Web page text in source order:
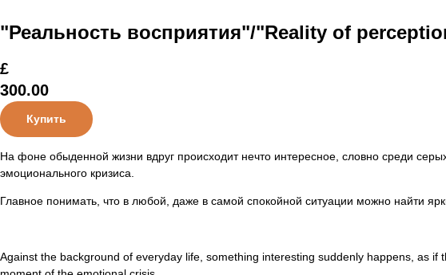
"Реальность восприятия"/"Reality of
£
300.00
Купить
На фоне обыденной жизни вдруг происходит нечто интересное, словно среди
эмоционального кризиса.
Главное понимать, что в любой, даже в самой спокойной ситуации можно найти
Against the background of everyday life, something interesting suddenly happens, as